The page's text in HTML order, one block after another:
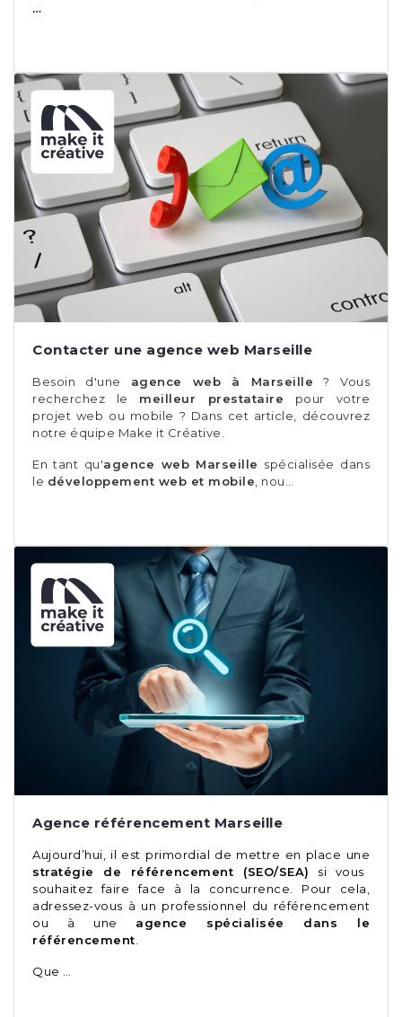
…
Contacter une agence web Marseille
Besoin d'une agence web à Marseille ? Vous
recherchez le meilleur prestataire pour votre
projet web ou mobile ? Dans cet article, découvrez
notre équipe Make it Créative.
En tant qu'agence web Marseille spécialisée dans
le développement web et mobile , nou…
Agence référencement Marseille
Aujourd’hui, il est primordial de mettre en place une
stratégie de référencement (SEO/SEA) si vous
souhaitez faire face à la concurrence. Pour cela,
adressez-vous à un professionnel du référencement
ou à une agence spécialisée dans le
référencement
Que …